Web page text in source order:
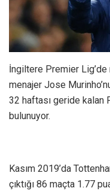
İngiltere Premier
menajer Jose
32 haftası geride kalan
bulunuyor.
Kasım 2019’da
çıktığı 86 maçta 1.77